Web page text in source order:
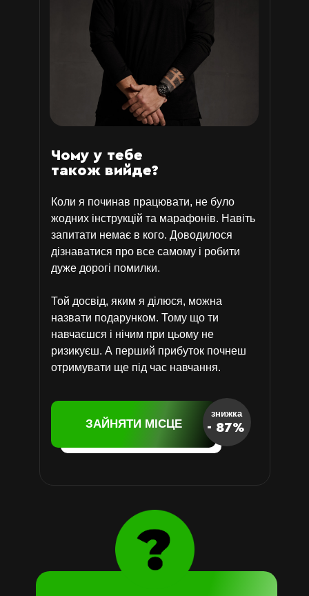
Коли я починав працювати, не було
жодних інструкцій та марафонів. Навіть
запитати немає в кого. Доводилося
дізнаватися про все самому і робити
дуже дорогі помилки.
Той досвід, яким я ділюся, можна
назвати подарунком. Тому що ти
навчаєшся і нічим при цьому не
ризикуєш. А перший прибуток почнеш
отримувати ще під час навчання.
Чому у тебе
також вийде?
ЗАЙНЯТИ МІСЦЕ
ЗАЙНЯТИ МІСЦЕ - 87%
знижка